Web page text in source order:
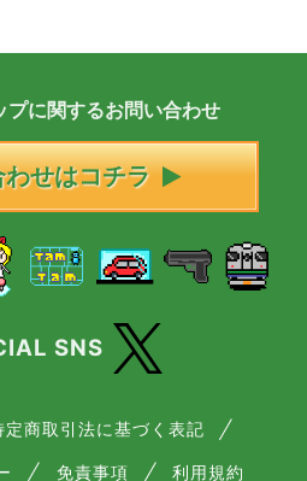
プに関するお問い合わせ
せはコチラ
SNS
定商取引法に基づく表記
免責事項 利用規約